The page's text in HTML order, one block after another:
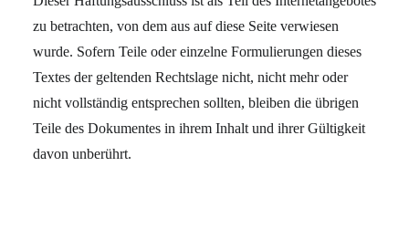
zu betrachten, von dem aus auf diese Seite verwiesen
wurde. Sofern Teile oder einzelne Formulierungen dieses
Textes der geltenden Rechtslage nicht, nicht mehr oder
nicht vollständig entsprechen sollten, bleiben die übrigen
Teile des Dokumentes in ihrem Inhalt und ihrer Gültigkeit
davon unberührt.